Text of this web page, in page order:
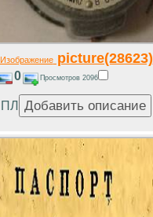
Изображениеpicture(28623)
0 Просмотров 2096
ПЛ